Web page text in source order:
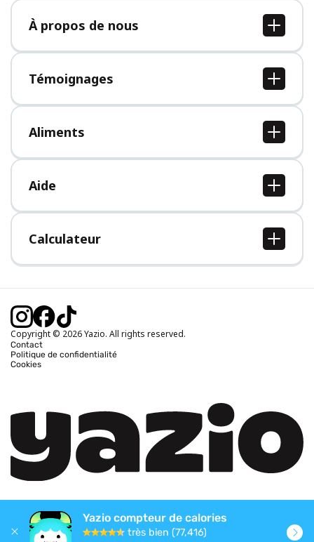
À propos de nous
À propos de nous
Postes
Presse
Témoignages
Tous les témoignages
Aliments
Tous les aliments
Aide
Centre d'aide
Calculateur
Calcul IMC
Calcul poids idéal
Calcul calories brûlées
Copyright © 2026 Yazio. All rights reserved.
Contact
Politique de confidentialité
Cookies
Yazio compteur de calories
très bien (77,416)